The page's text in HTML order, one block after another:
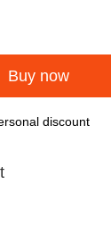
Buy now
discount